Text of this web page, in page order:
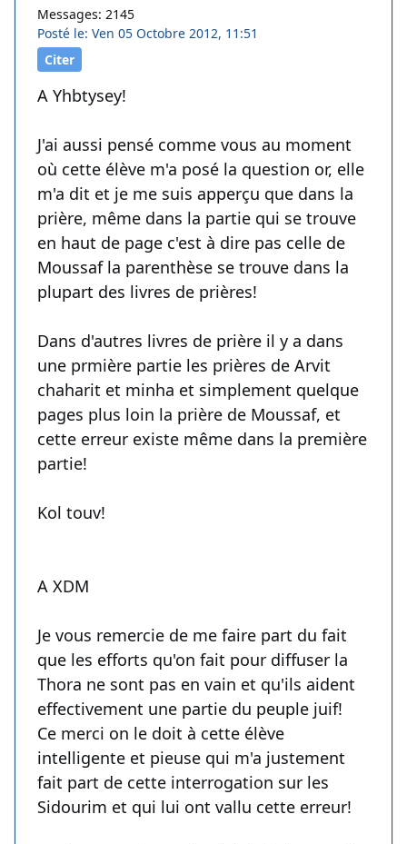
Messages: 2145
Posté le: Ven 05 Octobre 2012, 11:51
Citer
A Yhbtysey!
J'ai aussi pensé comme vous au moment
où cette élève m'a posé la question or, elle
m'a dit et je me suis apperçu que dans la
prière, même dans la partie qui se trouve
en haut de page c'est à dire pas celle de
Moussaf la parenthèse se trouve dans la
plupart des livres de prières!
Dans d'autres livres de prière il y a dans
une prmière partie les prières de Arvit
chaharit et minha et simplement quelque
pages plus loin la prière de Moussaf, et
cette erreur existe même dans la première
partie!
Kol touv!
A XDM
Je vous remercie de me faire part du fait
que les efforts qu'on fait pour diffuser la
Thora ne sont pas en vain et qu'ils aident
effectivement une partie du peuple juif!
Ce merci on le doit à cette élève
intelligente et pieuse qui m'a justement
fait part de cette interrogation sur les
Sidourim et qui lui ont vallu cette erreur!